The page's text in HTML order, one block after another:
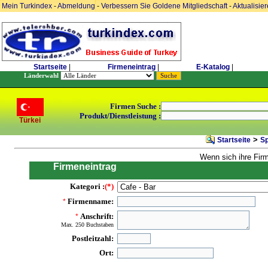
Mein Turkindex -Abmeldung- Verbessern Sie Goldene Mitgliedschaft-
Startseite Firmeneintrag E-Katalog
Länderwahl
Türkei
Firmen Suche :
Produkt/Dienstleistung :
Startseite >
Wenn sich ihre
Firmeneintrag
Kategori :(*)
* Firmenname:
* Anschrift:
Max. 250 Buchstaben
Postleitzahl:
Ort: